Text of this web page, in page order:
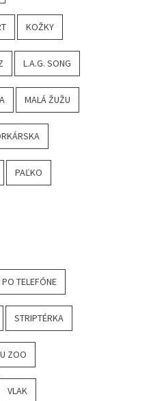
KOŽKY
L.A.G. SONG
MALÁ ŽUŽU
PAĽKO
PO TELEFÓNE
STRIPTÉRKA
ZOO
VLAK